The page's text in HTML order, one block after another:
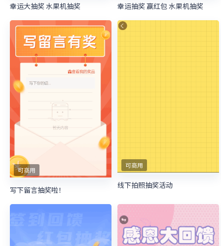
幸运大抽奖 水果机抽奖 幸运抽奖 赢红包 水果机抽奖
可商用
写下留言抽奖啦！
可商用
线下拍照抽奖活动